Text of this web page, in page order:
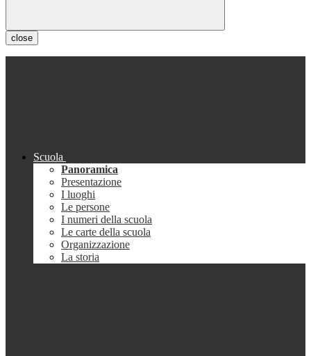
close
Scuola
Panoramica
Presentazione
I luoghi
Le persone
I numeri della scuola
Le carte della scuola
Organizzazione
La storia